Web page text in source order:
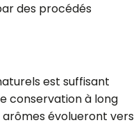
des procédés
est suffisant
conservation à long
arômes évolueront vers